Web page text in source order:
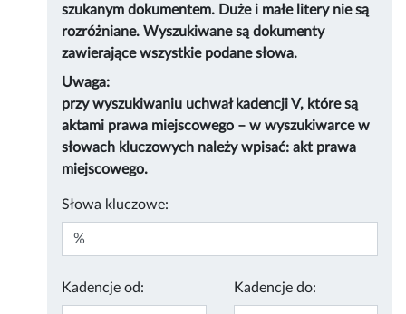
szukanym dokumentem. Duże i małe litery nie są
rozróżniane. Wyszukiwane są dokumenty
zawierające wszystkie podane słowa.
Uwaga:
przy wyszukiwaniu uchwał kadencji V, które są
aktami prawa miejscowego – w wyszukiwarce w
słowach kluczowych należy wpisać: akt prawa
miejscowego.
Słowa kluczowe:
Kadencje od: Kadencje do: